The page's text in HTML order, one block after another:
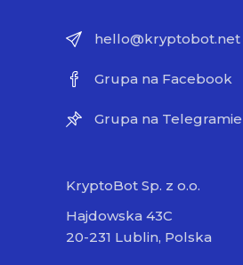
hello@kryptobot.net
Grupa na Facebook
Grupa na Telegramie
KryptoBot Sp. z o.o.
Hajdowska 43C
20-231 Lublin, Polska